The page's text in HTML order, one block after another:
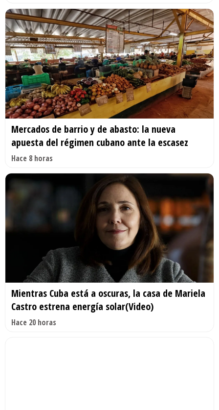
Mercados de barrio y de abasto: la nueva
apuesta del régimen cubano ante la escasez
Hace 8 horas
Mientras Cuba está a oscuras, la casa de Mariela
Castro estrena energía solar(Video)
Hace 20 horas